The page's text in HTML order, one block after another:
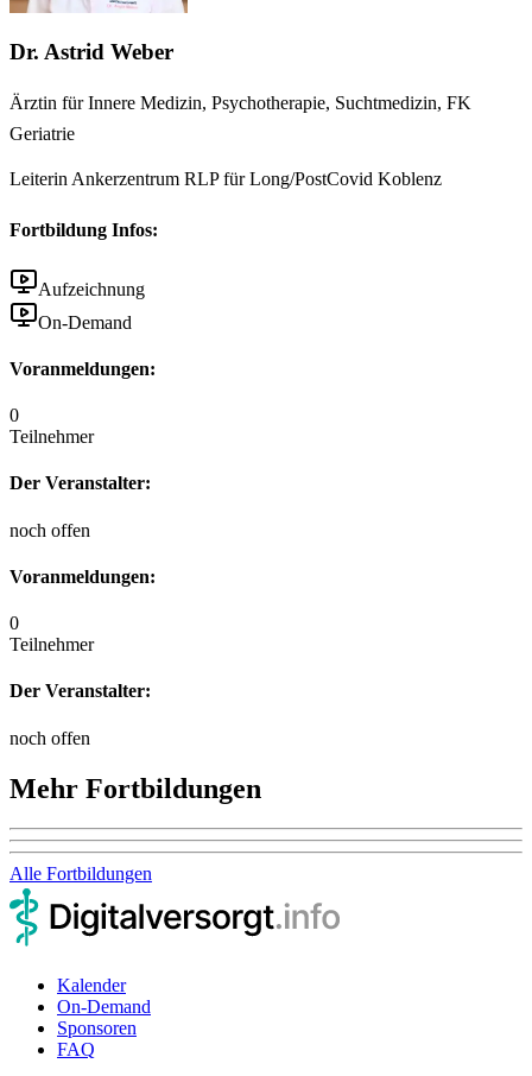
Dr. Astrid Weber
Ärztin für Innere Medizin, Psychotherapie, Suchtmedizin, FK
Geriatrie
Leiterin Ankerzentrum RLP für Long/PostCovid Koblenz
Fortbildung Infos:
Aufzeichnung
On-Demand
Voranmeldungen:
0
Teilnehmer
Der Veranstalter:
noch offen
Voranmeldungen:
0
Teilnehmer
Der Veranstalter:
noch offen
Mehr Fortbildungen
Alle Fortbildungen
Kalender
On-Demand
Sponsoren
FAQ